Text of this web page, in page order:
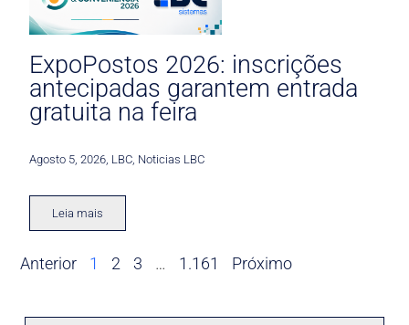
ExpoPostos 2026: inscrições
antecipadas garantem entrada
gratuita na feira
Agosto 5, 2026 LBC Noticias LBC
Leia mais
Anterior 1 2 3 … 1.161 Próximo